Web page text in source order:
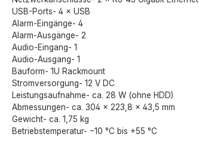
USB-Ports- 4 × USB
Alarm-Eingänge- 4
Alarm-Ausgänge- 2
Audio-Eingang- 1
Audio-Ausgang- 1
Bauform- 1U Rackmount
Stromversorgung- 12 V DC
Leistungsaufnahme- ca. 28 W (ohne HDD)
Abmessungen- ca. 304 × 223,8 × 43,5 mm
Gewicht- ca. 1,75 kg
Betriebstemperatur- −10 °C bis +55 °C